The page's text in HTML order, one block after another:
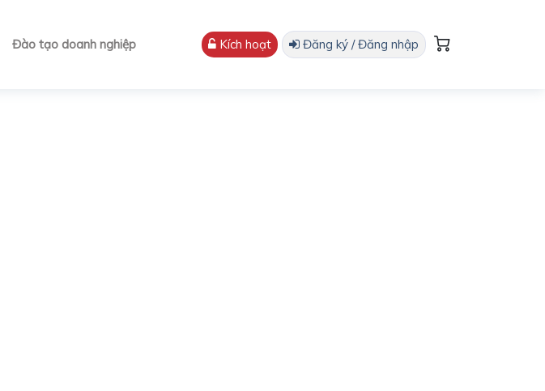
Đào tạo doanh nghiệp Kích hoạt Đăng ký / Đăng nhập